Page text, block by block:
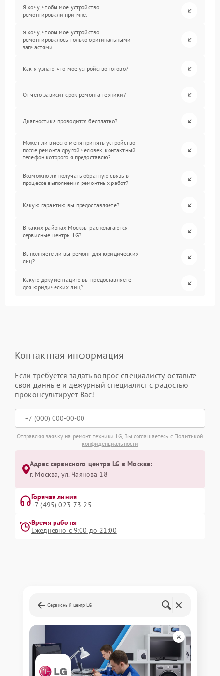
Я хочу, чтобы мое устройство
ремонтировали при мне.
Я хочу, чтобы мое устройство
ремонтировалось только оригинальными
запчастями.
Как я узнаю, что мое устройство готово?
От чего зависит срок ремонта техники?
Диагностика проводится бесплатно?
Может ли вместо меня принять устройство
после ремонта другой человек, контактный
телефон которого я предоставлю?
Возможно ли получать обратную связь в
процессе выполнения ремонтных работ?
Какую гарантию вы предоставляете?
В каких районах Москвы располагаются
сервисные центры LG?
Выполняете ли вы ремонт для юридических
лиц?
Какую документацию вы предоставляете
для юридических лиц?
Контактная информация
Если требуется задать вопрос специалисту, оставьте
свои данные и дежурный специалист с радостью
проконсультирует Вас!
Отправляя заявку на ремонт техники LG, Вы соглашаетесь с Политикой
конфиденциальности
Адрес сервисного центра LG в Москве:
г. Москва, ул. Чаянова 18
Горячая линия
+7 (495) 023-73-25
Время работы
Ежедневно с 9:00 до 21:00
Сервисный центр LG